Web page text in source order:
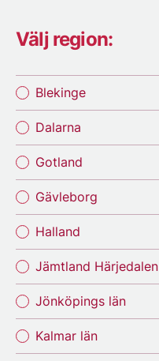
Välj region:
Blekinge
Dalarna
Gotland
Gävleborg
Halland
Jämtland Härjedalen
Jönköpings län
Kalmar län